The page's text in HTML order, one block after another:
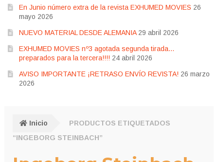
En Junio número extra de la revista EXHUMED MOVIES 26
mayo 2026
NUEVO MATERIAL DESDE ALEMANIA 29 abril 2026
EXHUMED MOVIES nº3 agotada segunda tirada…
preparados para la tercera!!!! 24 abril 2026
AVISO IMPORTANTE ¡RETRASO ENVÍO REVISTA! 26 marzo
2026
Inicio
PRODUCTOS ETIQUETADOS
“INGEBORG STEINBACH”